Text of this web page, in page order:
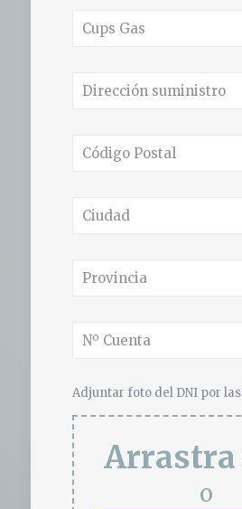
Adjuntar foto del DNI por
Arrastra
o